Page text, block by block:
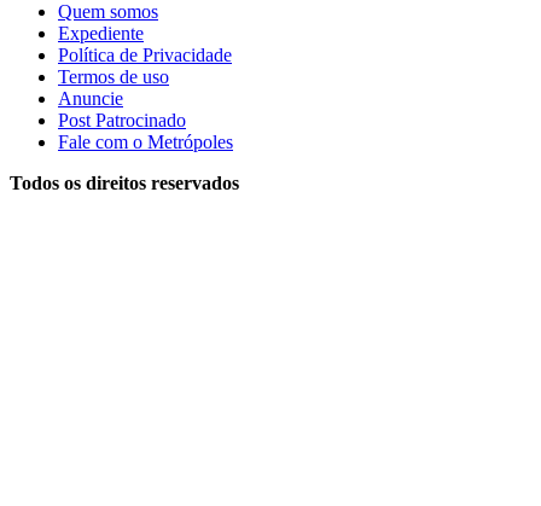
Quem somos
Expediente
Política de Privacidade
Termos de uso
Anuncie
Post Patrocinado
Fale com o Metrópoles
Todos os direitos reservados